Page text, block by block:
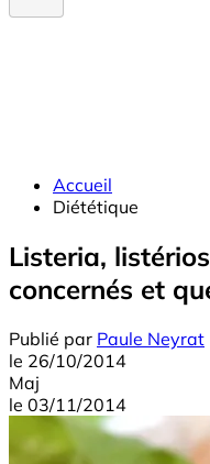
Accueil
Diététique
Listeria,
concernés et
Publié par Paule Neyrat
le 26/10/2014
Maj
le 03/11/2014